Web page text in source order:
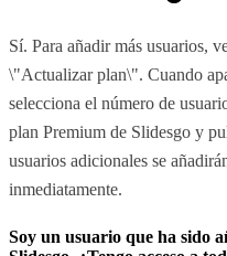
Sí. Para añadir más usuarios,
\"Actualizar plan\". Cuando
selecciona el número de
plan Premium de Slidesgo y
usuarios adicionales se
inmediatamente.
Soy un usuario que ha sido